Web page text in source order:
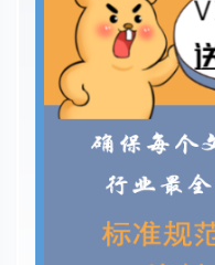
颗粒物微污染物转化
及其它无机物、有机
金属溶解、沉淀混合
合、整合沉淀水刺固
金属氢氧化物农药氧
90%~95%的水要循
解过滤能否充分利用
化聚合物有机酸碱吸
这不仅影响到单位产